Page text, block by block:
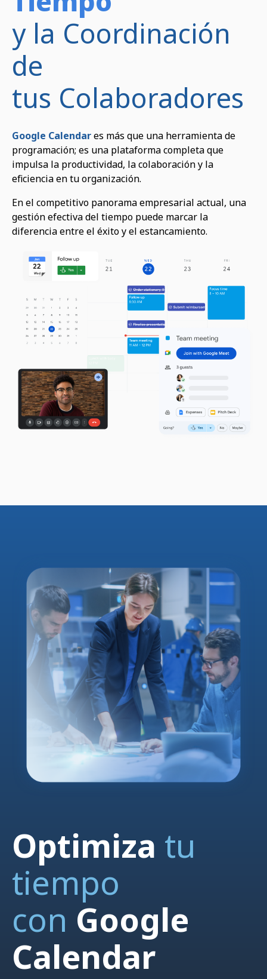
y la Coordinación
de
tus Colaboradores
Google Calendares más que una herramienta de
programación; es una plataforma completa que
impulsa la productividad, la colaboración y la
eficiencia en tu organización.
En el competitivo panorama empresarial actual, una
gestión efectiva del tiempo puede marcar la
diferencia entre el éxito y el estancamiento.
Optimiza tu
tiempo
con Google
Calendar